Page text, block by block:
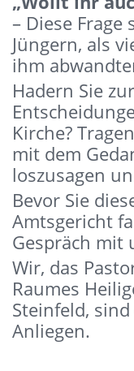
– Diese Frage
Jüngern, als
ihm
Hadern Sie
Kirche?
mit dem
loszusagen
Bevor Sie
Amtsgericht
Gespräch mit
Wir, das
Raumes
Steinfeld,
Anliegen.